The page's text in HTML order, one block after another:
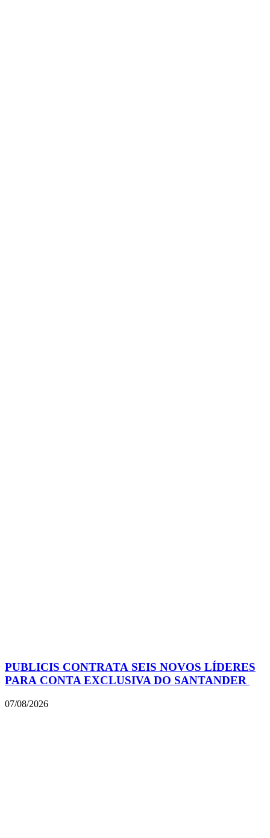
PUBLICIS CONTRATA SEIS NOVOS LÍDERES
PARA CONTA EXCLUSIVA DO SANTANDER
07/08/2026